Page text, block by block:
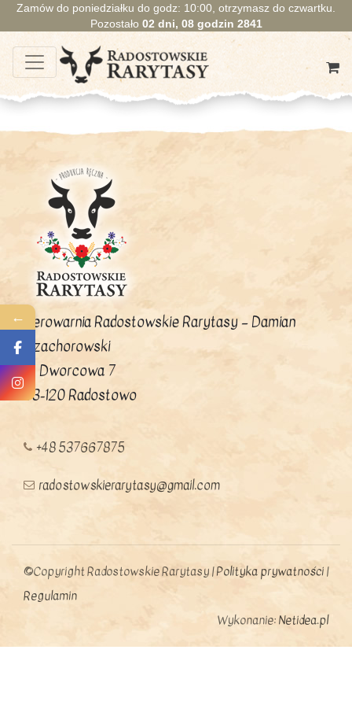
Zamów do poniedziałku do godz: 10:00, otrzymasz do czwartku.
Pozostało 02 dni, 08godzin 2841
Serowarnia Radostowskie Rarytasy – Damian
Czachorowski
ul. Dworcowa 7
83-120 Radostowo
+48 537667875
radostowskierarytasy@gmail.com
©Copyright Radostowskie Rarytasy |Polityka prywatności|
Regulamin
Wykonanie:Netidea.pl
←